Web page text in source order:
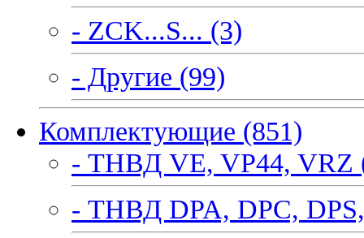
- ZCK...S... (3)
- Другие (99)
Комплектующие (851)
- ТНВД VE, VP44, VRZ
- ТНВД DPA, DPC,